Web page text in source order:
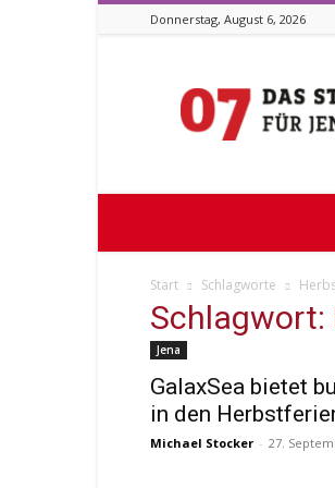
Donnerstag, August 6, 2026
Start Schlagworte
Schlagwort:
Jena
GalaxSea bietet
in den
Michael Stocker - 27.